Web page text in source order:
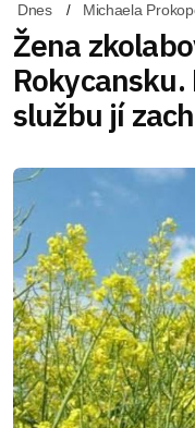
Dnes Michaela
Žena
službu jí